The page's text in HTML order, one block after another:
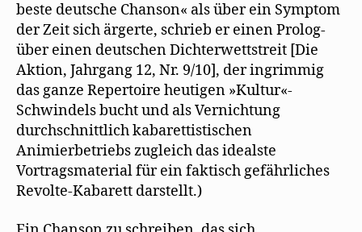
beste deutsche Chanson« als über ein Symptom
der Zeit sich ärgerte, schrieb er einen Prolog-
über einen deutschen Dichterwettstreit [Die
Aktion, Jahrgang 12, Nr. 9/10], der ingrimmig
das ganze Repertoire heutigen »Kultur«-
Schwindels bucht und als Vernichtung
durchschnittlich kabarettistischen
Animierbetriebs zugleich das idealste
Vortragsmaterial für ein faktisch gefährliches
Revolte-Kabarett darstellt.)